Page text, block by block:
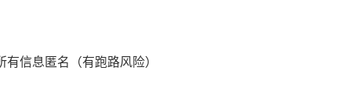
信息匿名（有跑路风险）